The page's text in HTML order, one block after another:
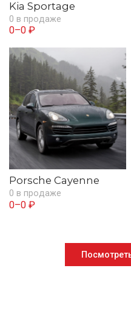
Kia Sportage
0 в продаже
0–0 ₽
Porsche Cayenne
0 в продаже
0–0 ₽